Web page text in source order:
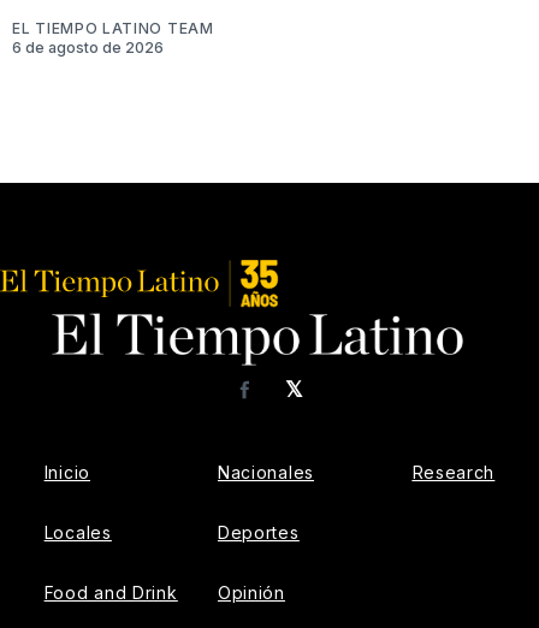
EL TIEMPO LATINO TEAM
6 de agosto de 2026
𝕏
Facebook
Inicio
Locales
Food and Drink
Nacionales
Deportes
Opinión
Research